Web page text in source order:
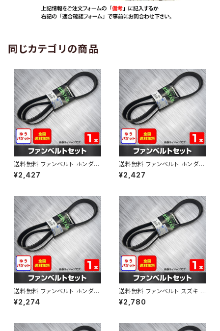
同じカテゴリの商品
送料無料 ファンベルト ホンダ
ゼスト 型式JE1 H18.03～H24.
11 （国内トップメーカー） 1本 H
¥2,427
送料無料 ファンベルト ホンダ ラ
イフ 型式JB6 H15.09～H20.1
1 （国内トップメーカー） 1本 HA
¥2,427
送料無料 ファンベルト ホンダ フ
ィット 型式GE6 H19.10～H25.
09 （国内トップメーカー） 1本 H
¥2,274
送料無料 ファンベルト スズキ ス
ペーシア 型式MK32S H25.03
～H30.02 （国内トップメーカ
¥2,780